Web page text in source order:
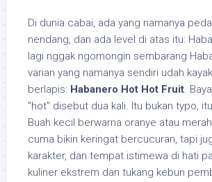
Di dunia cabai, ada yang namanya
nendang, dan ada level di atas itu:
lagi nggak ngomongin sembarang
varian yang namanya sendiri udah
berlapis: Habanero Hot Hot Fruit.
"hot" disebut dua kali. Itu bukan typo,
Buah kecil berwarna oranye atau
cuma bikin keringat bercucuran, tapi
karakter, dan tempat istimewa di hati
kuliner ekstrem dan tukang kebun